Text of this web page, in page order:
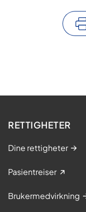
RETTIGHETER
Dine rettigheter
Pasientreiser
Brukermedvirkning